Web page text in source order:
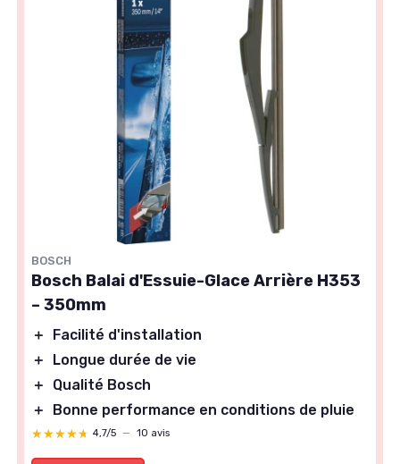
BOSCH
Bosch Balai d'Essuie-Glace Arrière H353
– 350mm
＋
Facilité d'installation
＋
Longue durée de vie
＋
Qualité Bosch
＋
Bonne performance en conditions de pluie
★★★★★
★★★★★ 4,7/5 — 10 avis